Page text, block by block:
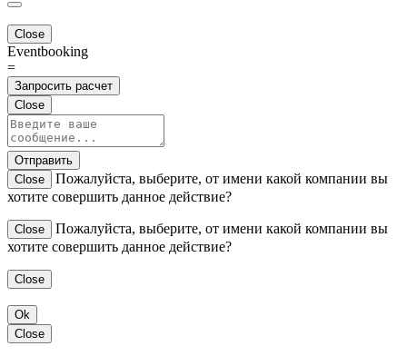
Close
Eventbooking
=
Запросить расчет
Close
Отправить
Close
Пожалуйста, выберите, от имени какой компании вы
хотите совершить данное действие?
Close
Пожалуйста, выберите, от имени какой компании вы
хотите совершить данное действие?
Close
Ok
Close